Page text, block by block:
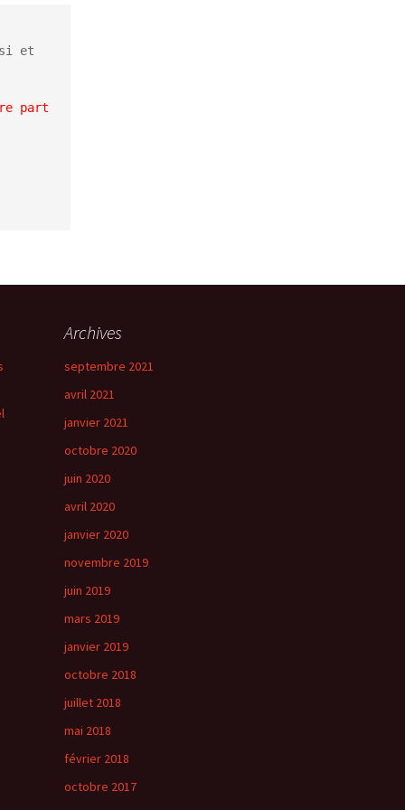
et
part
Archives
septembre 2021
avril 2021
janvier 2021
octobre 2020
juin 2020
avril 2020
janvier 2020
novembre 2019
juin 2019
mars 2019
janvier 2019
octobre 2018
juillet 2018
mai 2018
février 2018
octobre 2017